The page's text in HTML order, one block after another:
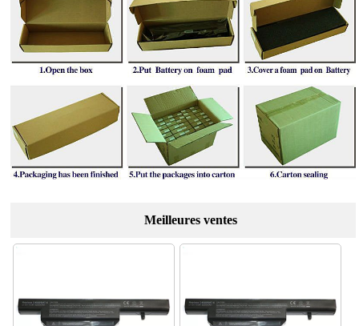
Meilleures ventes